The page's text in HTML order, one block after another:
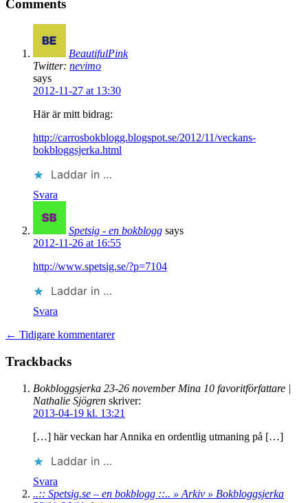
Comments
BeautifulPink
Twitter: nevimo
says
2012-11-27 at 13:30
Här är mitt bidrag:
http://carrosbokblogg.blogspot.se/2012/11/veckans-
bokbloggsjerka.html
Laddar in …
Svara
Spetsig - en bokblogg says
2012-11-26 at 16:55
http://www.spetsig.se/?p=7104
Laddar in …
Svara
← Tidigare kommentarer
Trackbacks
Bokbloggsjerka 23-26 november Mina 10 favoritförfattare |
Nathalie Sjögren skriver:
2013-04-19 kl. 13:21
[…] här veckan har Annika en ordentlig utmaning på […]
Laddar in …
Svara
..:: Spetsig.se – en bokblogg ::.. » Arkiv » Bokbloggsjerka